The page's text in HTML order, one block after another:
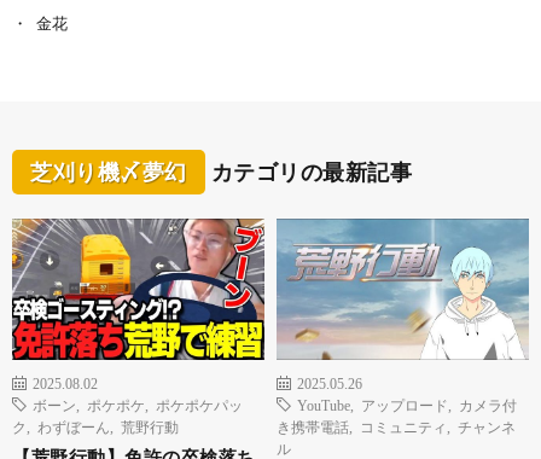
金花
芝刈り機〆夢幻 カテゴリの最新記事
2025.08.02
ボーン
ポケポケ
ポケポケパッ
ク
わずぼーん 荒野行動
2025.05.26
YouTube
アップロード
カメラ付
き携帯電話
コミュニティ
チャンネ
ル